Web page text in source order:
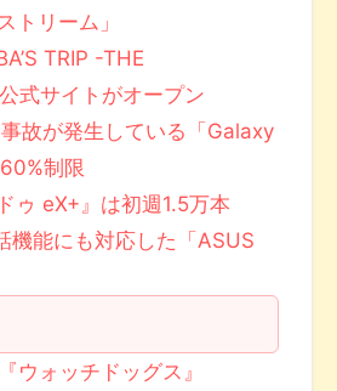
トリーム」
TRIP -THE
式サイトがオープン
故が発生している「Galaxy
制限
ゥ eX+』は初週1.5万本
機能にも対応した「ASUS
ウォッチドッグス』